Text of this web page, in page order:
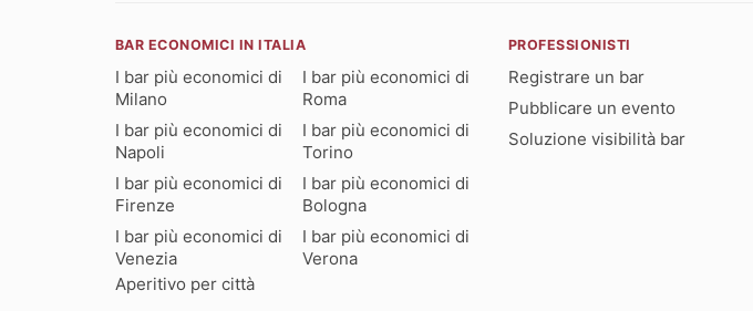
BAR ECONOMICI IN ITALIA
I bar più economici di
Milano
I bar più economici di
Roma
I bar più economici di
Napoli
I bar più economici di
Torino
I bar più economici di
Firenze
I bar più economici di
Bologna
I bar più economici di
Venezia
I bar più economici di
Verona
Aperitivo per città
PROFESSIONISTI
Registrare un bar
Pubblicare un evento
Soluzione visibilità bar